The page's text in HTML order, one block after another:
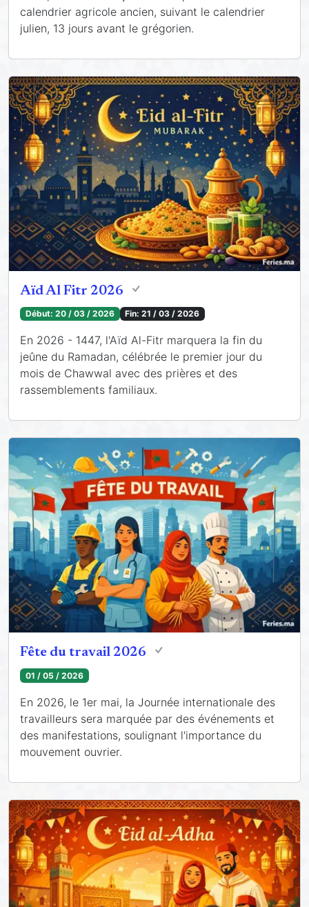
calendrier agricole ancien, suivant le calendrier
julien, 13 jours avant le grégorien.
Aïd Al Fitr 2026
Début: 20 / 03 / 2026 Fin:21 / 03 / 2026
En 2026 - 1447, l'Aïd Al-Fitr marquera la fin du
jeûne du Ramadan, célébrée le premier jour du
mois de Chawwal avec des prières et des
rassemblements familiaux.
Fête du travail 2026
01 / 05 / 2026
En 2026, le 1er mai, la Journée internationale des
travailleurs sera marquée par des événements et
des manifestations, soulignant l'importance du
mouvement ouvrier.